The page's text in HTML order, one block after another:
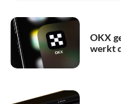
OKX
werkt